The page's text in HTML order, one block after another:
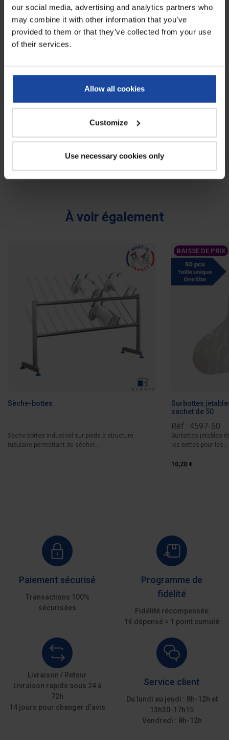
our social media, advertising and analytics partners who
may combine it with other information that you’ve
provided to them or that they’ve collected from your use
of their services.
Allow all cookies
Customize
Use necessary cookies only
Coloris transparent
Epaisseur 70 µ
Soyez le premier à rédiger un avis !
Télécharger
Fiche techniques surbottes
À voir également
Sèche-bottes
Sèche-bottes industriel sur pieds à structure
tubulaire permettant de sécher...
BAISSE DE PRIX
Surbottes
sachet de 50
Réf : 4597-50
Surbottes jetables
les bottes pour les...
10,20 €
Paiement sécurisé
Transactions 100%
sécurisées
Programme de
fidélité
Fidélité récompensée
1€ dépensé = 1 point cumulé
Livraison / Retour
Livraison rapide sous 24 à
72h
14 jours pour changer d’avis
Service client
Du lundi au jeudi : 8h-12h et
13h30-17h15
Vendredi : 8h-12h